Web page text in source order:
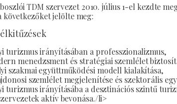
TDM szervezet 2010. július 1-el kezdte
következőket jelölte meg:
turizmus irányításában a professzionalizmus,
menedzsment és stratégiai szemlélet
szakmai együttműködési modell kialakítása,
szemlélet megjelenítése és szektorális
turizmus irányításába a desztinációs szintű
aktív bevonása./li>